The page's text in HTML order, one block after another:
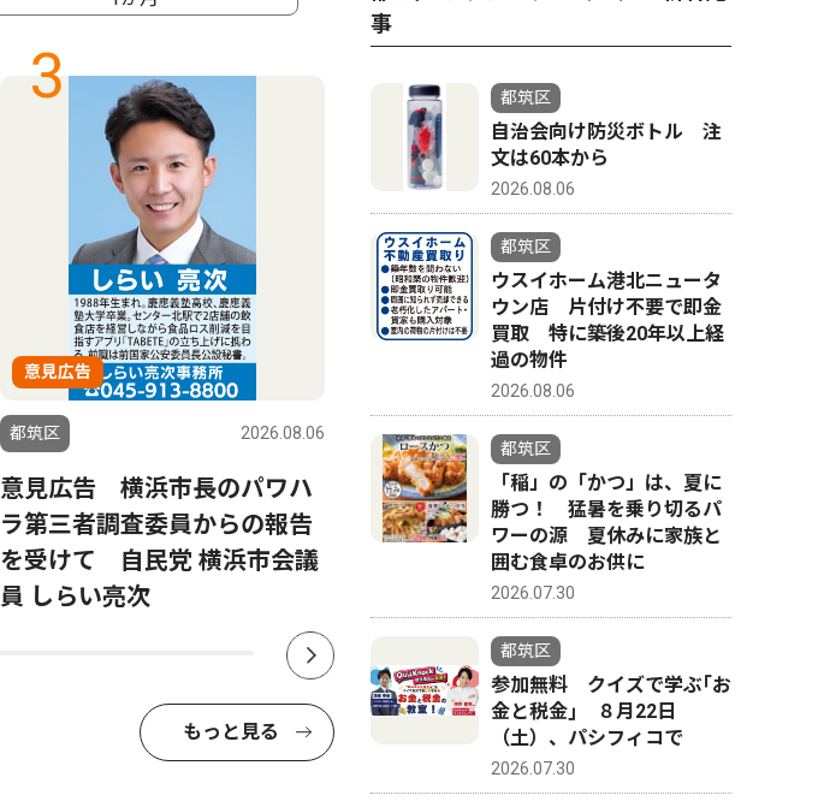
3
意見広告
都筑区 2026.08.06
意見広告 横浜市長のパワハ
ラ第三者調査委員からの報告
を受けて 自民党 横浜市会議
員 しらい亮次
4
都筑区
都筑の未来に意見募集 区プ
ラン改定の検討に
早渕中学
部 県大
もっと見る
事
都筑区
自治会向け防災ボトル 注
文は60本から
2026.08.06
都筑区
ウスイホーム港北ニュータ
ウン店 片付け不要で即金
買取 特に築後20年以上経
過の物件
2026.08.06
都筑区
「稲」の「かつ」は、夏に
勝つ！ 猛暑を乗り切るパ
ワーの源 夏休みに家族と
囲む食卓のお供に
2026.07.30
都筑区
参加無料 クイズで学ぶ｢お
金と税金｣ ８月22日
（土）、パシフィコで
2026.07.30